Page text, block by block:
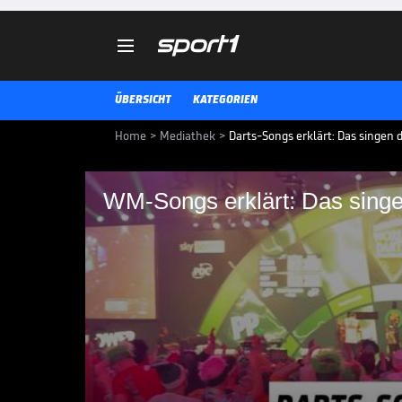

ÜBERSICHT KATEGORIEN
Home > Mediathek > Darts-Songs erklärt: Das singen
WM-Songs erklärt: Das
WM-Songs erklärt:
Pally
Die Fangesänge sind bei der
inzwischen längst legendär.
Ally Pally eigentlich?